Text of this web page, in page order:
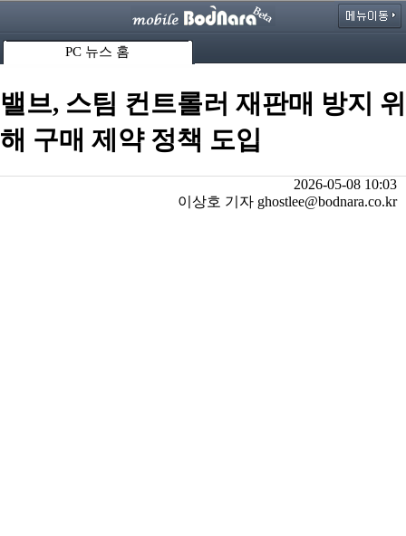
PC 뉴스 홈
밸브, 스팀 컨트롤러 재판매 방지 위
해 구매 제약 정책 도입
2026-05-08 10:03
이상호 기자 ghostlee@bodnara.co.kr